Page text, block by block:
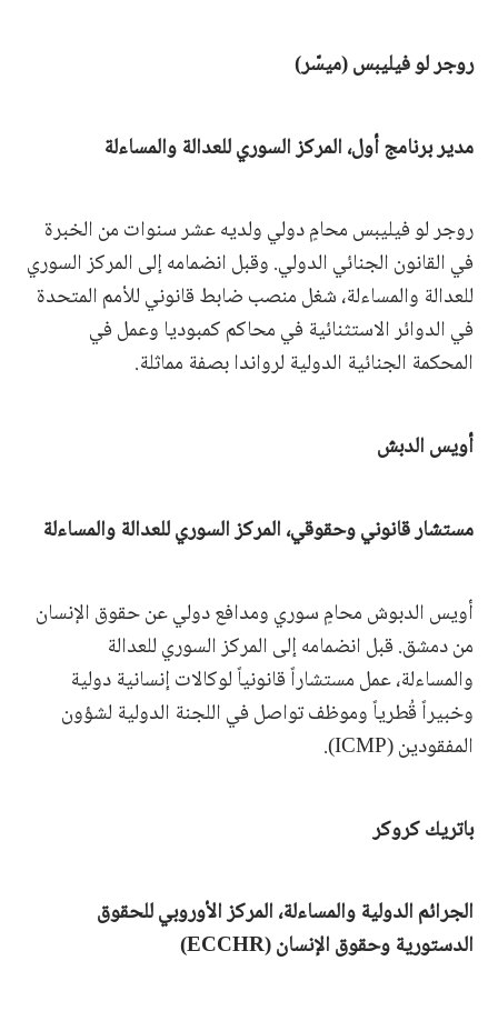
روجر لو فيليبس (ميسّر)
مدير برنامج أول، المركز السوري للعدالة والمساءلة
روجر لو فيليبس محامٍ دولي ولديه عشر سنوات من الخبرة
في القانون الجنائي الدولي. وقبل انضمامه إلى المركز السوري
للعدالة والمساءلة، شغل منصب ضابط قانوني للأمم المتحدة
في الدوائر الاستثنائية في محاكم كمبوديا وعمل في
المحكمة الجنائية الدولية لرواندا بصفة مماثلة.
أويس الدبش
مستشار قانوني وحقوقي، المركز السوري للعدالة والمساءلة
أويس الدبوش محامٍ سوري ومدافع دولي عن حقوق الإنسان
من دمشق. قبل انضمامه إلى المركز السوري للعدالة
والمساءلة، عمل مستشاراً قانونياً لوكالات إنسانية دولية
وخبيراً قُطرياً وموظف تواصل في اللجنة الدولية لشؤون
المفقودين (ICMP).
باتريك كروكر
الجرائم الدولية والمساءلة، المركز الأوروبي للحقوق
الدستورية وحقوق الإنسان (ECCHR)